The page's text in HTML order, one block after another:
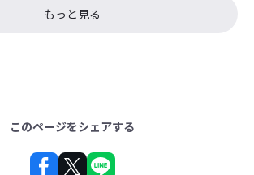
もっと見る
このページをシェアする